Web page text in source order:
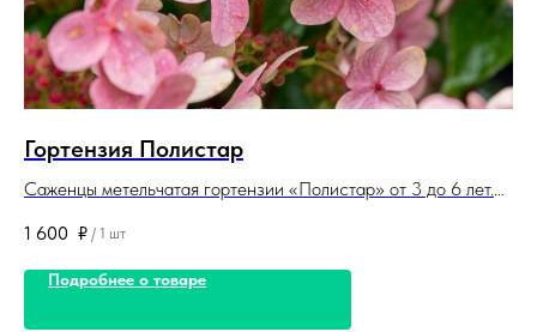
Гортензия Полистар
Саженцы метельчатая гортензии «Полистар» от 3 до 6 лет.
контейнерах (горшках).
1 600 ₽ / 1 шт
Подробнее о товаре